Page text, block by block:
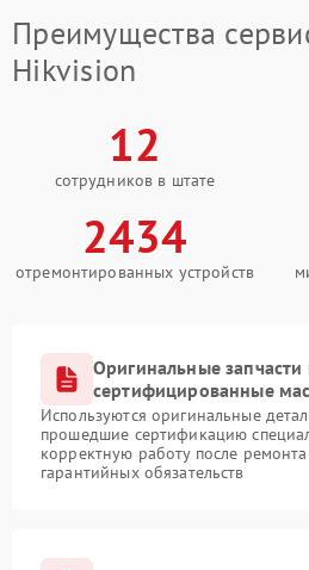
Преимущества
Hikvision
12
сотрудников в штате
2434
отремонтированных устройств
Оригинальные запчасти
сертифицированные
Используются оригинальные
прошедшие сертификацию
корректную работу после
гарантийных обязательств